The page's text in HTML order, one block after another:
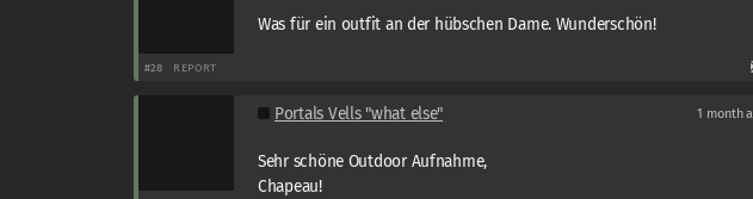
Was für ein outfit an der hübschen Dame. Wunderschön!
#28 REPORT
Portals Vells "what else" 1 month
Sehr schöne Outdoor Aufnahme,
Chapeau!